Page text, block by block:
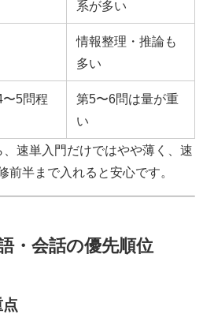
系が多い
情報整理・推論も
多い
5問程
第5〜6問は量が重
い
速単入門だけではやや薄く、速
前半まで入れると安心です。
・会話の優先順位